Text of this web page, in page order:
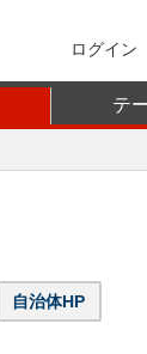
ログイン
テ
自治体HP